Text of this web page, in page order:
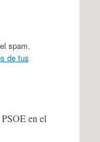
spam.
de tus
en el